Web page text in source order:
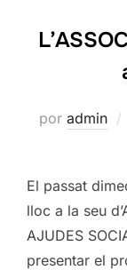
por admin
El passat
lloc a la seu
AJUDES
presentar el